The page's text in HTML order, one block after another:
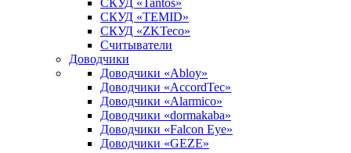
СКУД «Tantos»
СКУД «TEMID»
СКУД «ZKTeco»
Считыватели
Доводчики
Доводчики «Abloy»
Доводчики «AccordTec»
Доводчики «Alarmico»
Доводчики «dormakaba»
Доводчики «Falcon Eye»
Доводчики «GEZE»